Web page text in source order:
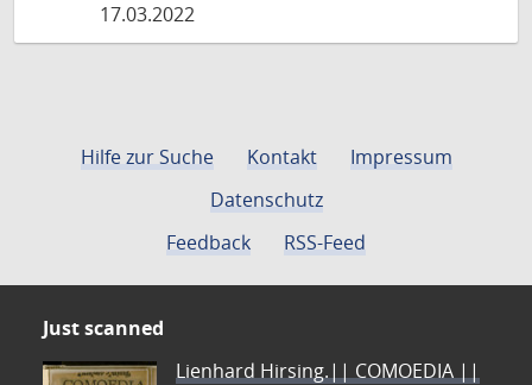
17.03.2022
Hilfe zur Suche Kontakt
Impressum
Datenschutz
Feedback
RSS-Feed
Just scanned
Lienhard Hirsing.|| COMOEDIA ||